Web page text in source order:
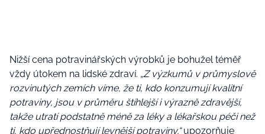
Nižší cena potravinářských výrobků je bohužel téměř
vždy útokem na lidské zdraví. „Z výzkumů v průmyslově
rozvinutých zemích víme, že ti, kdo konzumují kvalitní
potraviny, jsou v průměru štíhlejší i výrazně zdravější,
takže utratí podstatně méně za léky a lékařskou péči než
ti, kdo upřednostňují levnější potraviny,“upozorňuje